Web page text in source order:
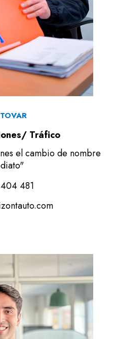
Tráfico
el cambio de nombre
481